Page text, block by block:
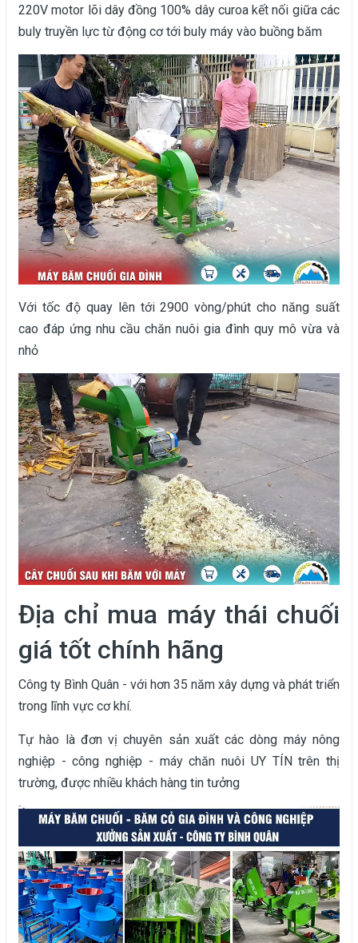
220V motor lõi dây đồng 100% dây curoa kết nối giữa các
buly truyền lực từ động cơ tới buly máy vào buồng băm
Với tốc độ quay lên tới 2900 vòng/phút cho năng suất
cao đáp ứng nhu cầu chăn nuôi gia đình quy mô vừa và
nhỏ
Địa chỉ mua máy thái chuối
giá tốt chính hãng
Công ty Bình Quân - với hơn 35 năm xây dựng và phát triển
trong lĩnh vực cơ khí.
Tự hào là đơn vị chuyên sản xuất các dòng máy nông
nghiệp - công nghiệp - máy chăn nuôi UY TÍN trên thị
trường, được nhiều khách hàng tin tưởng